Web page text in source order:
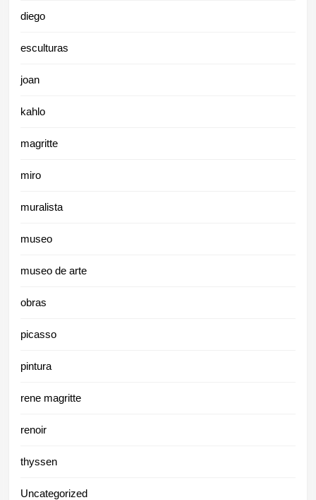
diego
esculturas
joan
kahlo
magritte
miro
muralista
museo
museo de arte
obras
picasso
pintura
rene magritte
renoir
thyssen
Uncategorized